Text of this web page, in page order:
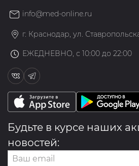
info@med-online.ru
г. Краснодар, ул.
ЕЖЕДНЕВНО, с 10:00 до 22:00
Будьте в курсе наших
новостей: